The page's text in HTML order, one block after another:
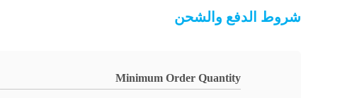
شروط الدفع والشحن
Minimum Order Quantity